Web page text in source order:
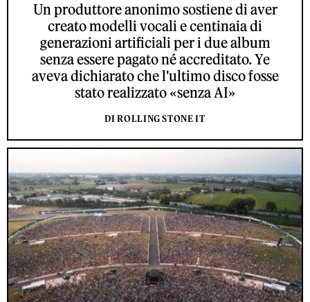
Un produttore anonimo sostiene di aver
creato modelli vocali e centinaia di
generazioni artificiali per i due album
senza essere pagato né accreditato. Ye
aveva dichiarato che l'ultimo disco fosse
stato realizzato «senza AI»
DI ROLLING STONE IT